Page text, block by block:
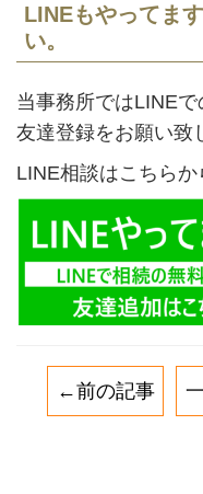
LINEもやってま
い。
当事務所ではLINE
友達登録をお願い致
LINE相談はこちらか
←前の記事